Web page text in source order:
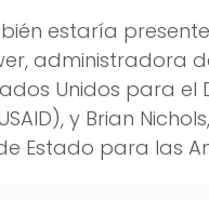
estaría presente
administradora
Unidos para el
y Brian Nichols,
Estado para las